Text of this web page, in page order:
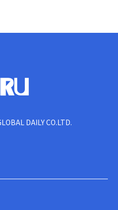
DAILY CO.LTD.